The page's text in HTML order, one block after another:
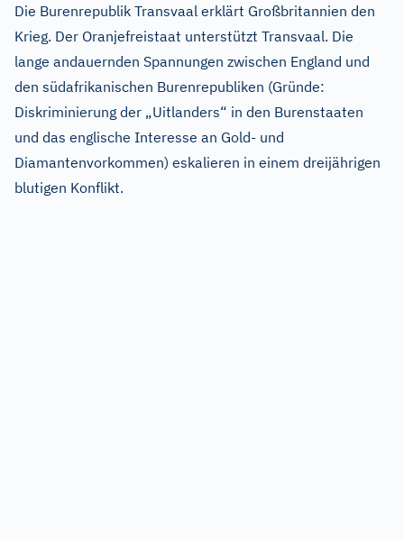
Die Burenrepublik Transvaal erklärt Großbritannien den
Krieg. Der Oranjefreistaat unterstützt Transvaal. Die
lange andauernden Spannungen zwischen England und
den südafrikanischen Burenrepubliken (Gründe:
Diskriminierung der „Uitlanders“ in den Burenstaaten
und das englische Interesse an Gold- und
Diamantenvorkommen) eskalieren in einem dreijährigen
blutigen Konflikt.